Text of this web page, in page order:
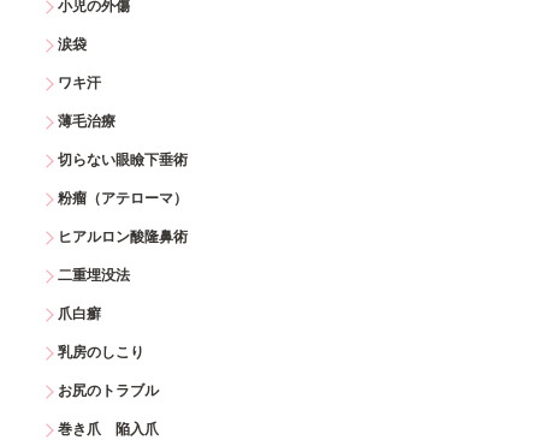
小児の外傷
涙袋
ワキ汗
薄毛治療
切らない眼瞼下垂術
粉瘤（アテローマ）
ヒアルロン酸隆鼻術
二重埋没法
爪白癬
乳房のしこり
お尻のトラブル
巻き爪 陥入爪